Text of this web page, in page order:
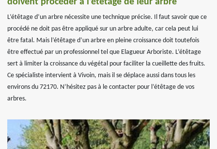
doivent procéder à l’étêtage de leur arbre
L’étêtage d’un arbre nécessite une technique précise. Il faut savoir que ce
procédé ne doit pas être appliqué sur un arbre adulte, car cela peut lui
être fatal. Mais l’étêtage d’un arbre en pleine croissance doit toutefois
être effectué par un professionnel tel que Elagueur Arboriste. L’étêtage
sert à limiter la croissance du végétal pour faciliter la cueillette des fruits.
Ce spécialiste intervient à Vivoin, mais il se déplace aussi dans tous les
environs du 72170. N’hésitez pas à le contacter pour l’étêtage de vos
arbres.